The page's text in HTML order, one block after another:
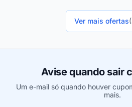
Ver mais ofertas
Avise quando sair
Um e-mail só quando houver
mais.